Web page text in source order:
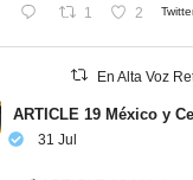
1 2
En Alta Voz
ARTICLE 19 México y
31 Jul